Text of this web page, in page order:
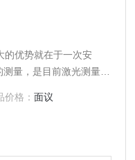
的优势就在于一次安
量，是目前激光测量设
价格： 面议